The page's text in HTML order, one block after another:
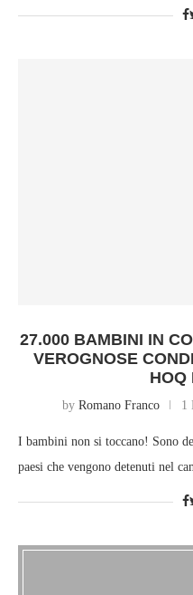
27.000 BAMBINI IN
VEROGNOSE
HOQ
by Romano Franco 1
I bambini non si toccano! Sono
paesi che vengono detenuti nel